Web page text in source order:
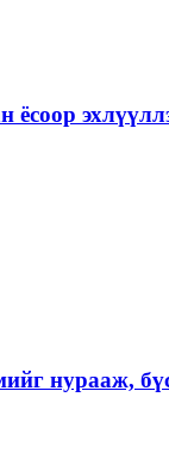
нурааж,